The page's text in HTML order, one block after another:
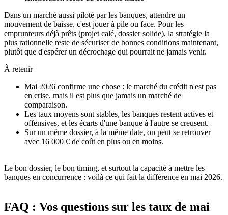
Dans un marché aussi piloté par les banques, attendre un
mouvement de baisse, c'est jouer à pile ou face. Pour les
emprunteurs déjà prêts (projet calé, dossier solide), la stratégie la
plus rationnelle reste de sécuriser de bonnes conditions maintenant,
plutôt que d'espérer un décrochage qui pourrait ne jamais venir.
À retenir
Mai 2026 confirme une chose : le marché du crédit n'est pas
en crise, mais il est plus que jamais un marché de
comparaison.
Les taux moyens sont stables, les banques restent actives et
offensives, et les écarts d'une banque à l'autre se creusent.
Sur un même dossier, à la même date, on peut se retrouver
avec 16 000 € de coût en plus ou en moins.
Le bon dossier, le bon timing, et surtout la capacité à mettre les
banques en concurrence : voilà ce qui fait la différence en mai 2026.
FAQ : Vos questions sur les taux de mai